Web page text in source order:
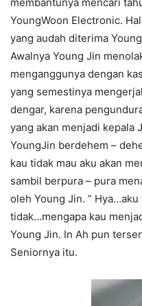
YoungWoon Electronic.
yang audah diterima
Awalnya Young Jin
menganggunya dengan
yang semestinya
dengar, karena
yang akan menjadi kepala
YoungJin berdehem –
kau tidak mau aku akan
sambil berpura – pura
oleh Young Jin. ”
tidak…mengapa kau
Young Jin. In Ah pun
Seniornya itu.